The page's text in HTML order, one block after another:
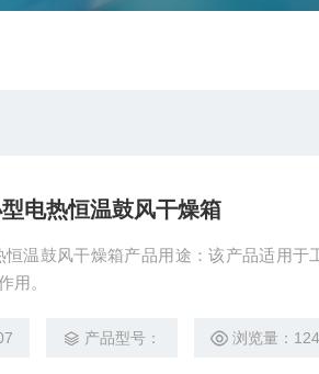
电热恒温鼓风干燥箱
恒温鼓风干燥箱产品用途：该产品适用于
用。
产品型号： 浏览量：